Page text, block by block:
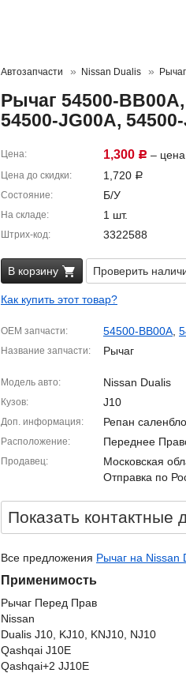
Автозапчасти Nissan Dualis Рычаг
Рычаг 54500-
54500-JG00A,
Цена 1,300 Р – цена
Цена до скидки 1,720 Р
Состояние Б/У
На складе 1 шт.
Штрих-код 3322588
В корзину Проверить
Как купить этот товар?
OEM запчасти 54500-BB00A
Название запчасти Рычаг
Модель авто Nissan Dualis
Кузов J10
Доп. информация Репан
Расположение Переднее
Продавец
Московская
Отправка по
Показать контактные
Все предложения Рычаг на Nissan
Применимость
Рычаг Перед Прав
Nissan
Dualis J10, KJ10, KNJ10, NJ10
Qashqai J10E
Qashqai+2 JJ10E